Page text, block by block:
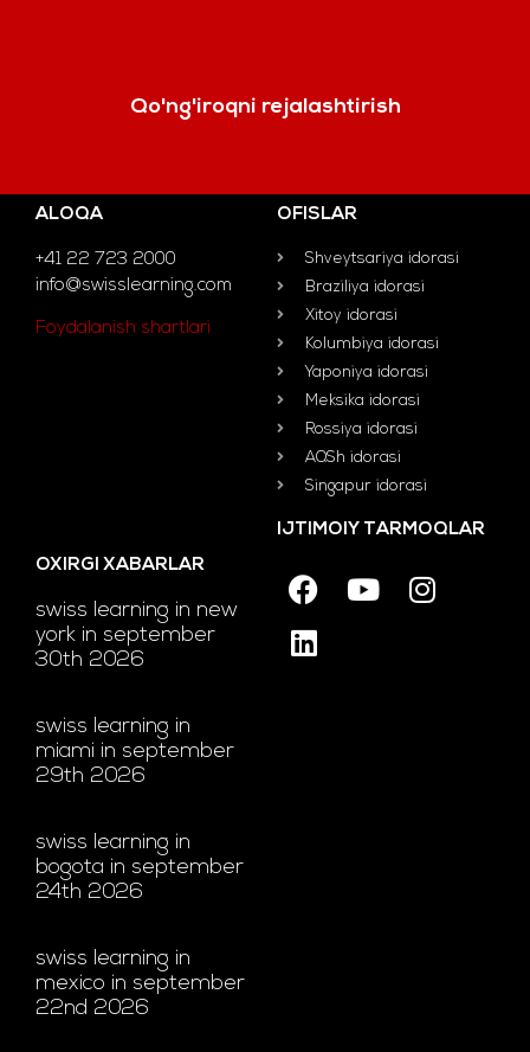
Qo'ng'iroqni rejalashtirish
ALOQA
+41 22 723 2000
info@swisslearning.com
Foydalanish shartlari
OFISLAR
Shveytsariya idorasi
Braziliya idorasi
Xitoy idorasi
Kolumbiya idorasi
Yaponiya idorasi
Meksika idorasi
Rossiya idorasi
AQSh idorasi
Singapur idorasi
OXIRGI XABARLAR
swiss learning in new
york in september
30th 2026
swiss learning in
miami in september
29th 2026
swiss learning in
bogota in september
24th 2026
swiss learning in
mexico in september
22nd 2026
IJTIMOIY TARMOQLAR